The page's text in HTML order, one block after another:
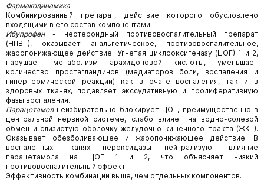
Фармакодинамика
Комбинированный препарат, действие которого обусловлено
входящими в его состав компонентами.
Ибупрофен- нестероидный противовоспалительный препарат
(НПВП), оказывает анальгетическое, противовоспалительное,
жаропонижающее действие. Угнетая циклооксигеназу (ЦОГ) 1 и 2,
нарушает метаболизм арахидоновой кислоты, уменьшает
количество простагландинов (медиаторов боли, воспаления и
гипертермической реакции) как в очаге воспаления, так и в
здоровых тканях, подавляет экссудативную и пролиферативную
фазы воспаления.
Парацетамолнеизбирательно блокирует ЦОГ, преимущественно в
центральной нервной системе, слабо влияет на водно-солевой
обмен и слизистую оболочку желудочно-кишечного тракта (ЖКТ).
Оказывает обезболивающее и жаропонижающее действие. В
воспаленных тканях пероксидазы нейтрализуют влияние
парацетамола на ЦОГ 1 и 2, что объясняет низкий
противовоспалительный эффект.
Эффективность комбинации выше, чем отдельных компонентов.